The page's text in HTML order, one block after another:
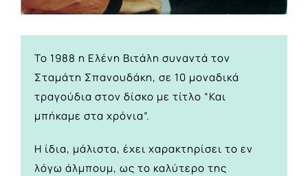
Το 1988 η Ελένη Βιτάλη συναντά τον
Σταμάτη Σπανουδάκη, σε 10 μοναδικά
τραγούδια στον δίσκο με τίτλο “Και
μπήκαμε στα χρόνια”.
Η ίδια, μάλιστα, έχει χαρακτηρίσει το εν
λόγω άλμπουμ, ως το καλύτερο της